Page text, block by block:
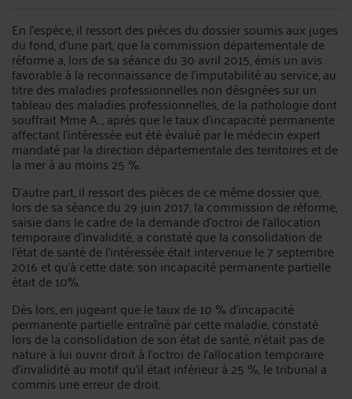
En l’espèce, il ressort des pièces du dossier soumis aux juges
du fond, d'une part, que la commission départementale de
réforme a, lors de sa séance du 30 avril 2015, émis un avis
favorable à la reconnaissance de l'imputabilité au service, au
titre des maladies professionnelles non désignées sur un
tableau des maladies professionnelles, de la pathologie dont
souffrait Mme A..., après que le taux d'incapacité permanente
affectant l'intéressée eut été évalué par le médecin expert
mandaté par la direction départementale des territoires et de
la mer à au moins 25 %.
D'autre part, il ressort des pièces de ce même dossier que,
lors de sa séance du 29 juin 2017, la commission de réforme,
saisie dans le cadre de la demande d'octroi de l'allocation
temporaire d'invalidité, a constaté que la consolidation de
l'état de santé de l'intéressée était intervenue le 7 septembre
2016 et qu'à cette date, son incapacité permanente partielle
était de 10%.
Dès lors, en jugeant que le taux de 10 % d'incapacité
permanente partielle entraîné par cette maladie, constaté
lors de la consolidation de son état de santé, n'était pas de
nature à lui ouvrir droit à l'octroi de l'allocation temporaire
d'invalidité au motif qu'il était inférieur à 25 %, le tribunal a
commis une erreur de droit.